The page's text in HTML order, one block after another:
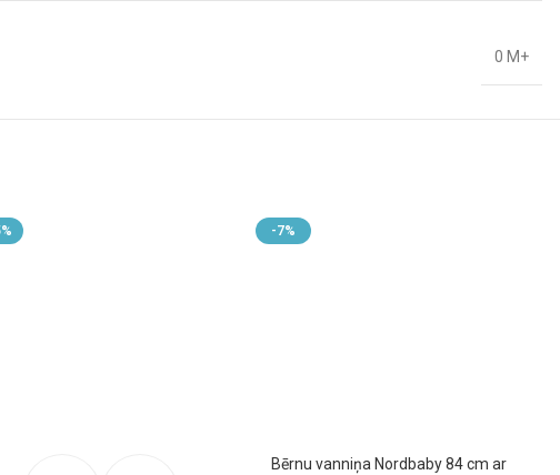
0 M+
-7%
Bērnu vanniņa Nordbaby 84 cm ar